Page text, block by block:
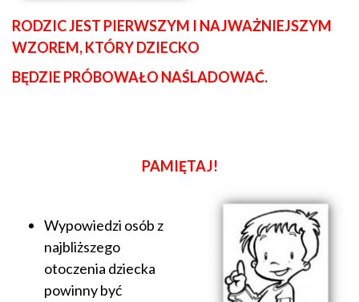
RODZIC JEST PIERWSZYM I NAJWAŻNIEJSZYM
WZOREM, KTÓRY DZIECKO
BĘDZIE PRÓBOWAŁO NAŚLADOWAĆ.
PAMIĘTAJ!
Wypowiedzi osób z
najbliższego
otoczenia dziecka
powinny być